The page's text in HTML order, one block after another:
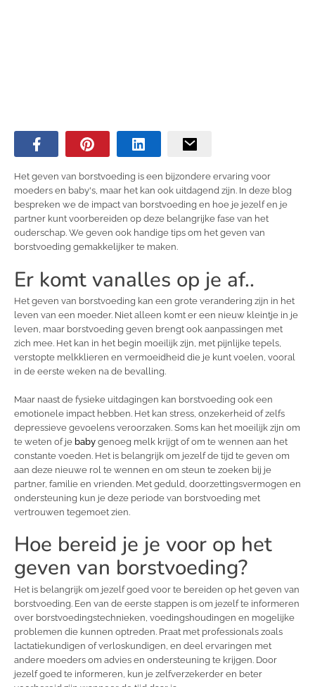
Het geven van borstvoeding is een bijzondere ervaring voor
moeders en baby's, maar het kan ook uitdagend zijn. In deze blog
bespreken we de impact van borstvoeding en hoe je jezelf en je
partner kunt voorbereiden op deze belangrijke fase van het
ouderschap. We geven ook handige tips om het geven van
borstvoeding gemakkelijker te maken.
Er komt vanalles op je af..
Het geven van borstvoeding kan een grote verandering zijn in het
leven van een moeder. Niet alleen komt er een nieuw kleintje in je
leven, maar borstvoeding geven brengt ook aanpassingen met
zich mee. Het kan in het begin moeilijk zijn, met pijnlijke tepels,
verstopte melkklieren en vermoeidheid die je kunt voelen, vooral
in de eerste weken na de bevalling.
Maar naast de fysieke uitdagingen kan borstvoeding ook een
emotionele impact hebben. Het kan stress, onzekerheid of zelfs
depressieve gevoelens veroorzaken. Soms kan het moeilijk zijn om
te weten of je baby genoeg melk krijgt of om te wennen aan het
constante voeden. Het is belangrijk om jezelf de tijd te geven om
aan deze nieuwe rol te wennen en om steun te zoeken bij je
partner, familie en vrienden. Met geduld, doorzettingsvermogen en
ondersteuning kun je deze periode van borstvoeding met
vertrouwen tegemoet zien.
Hoe bereid je je voor op het
geven van borstvoeding?
Het is belangrijk om jezelf goed voor te bereiden op het geven van
borstvoeding. Een van de eerste stappen is om jezelf te informeren
over borstvoedingstechnieken, voedingshoudingen en mogelijke
problemen die kunnen optreden. Praat met professionals zoals
lactatiekundigen of verloskundigen, en deel ervaringen met
andere moeders om advies en ondersteuning te krijgen. Door
jezelf goed te informeren, kun je zelfverzekerder en beter